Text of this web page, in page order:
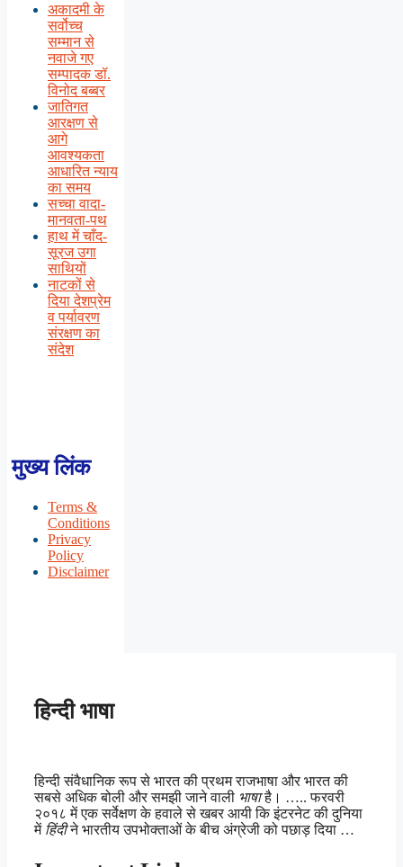
अकादमी के
सर्वोच्च
सम्मान से
नवाजे गए
सम्पादक डॉ.
विनोद बब्बर
जातिगत
आरक्षण से
आगे
आवश्यकता
आधारित न्याय
का समय
सच्चा वादा-
मानवता-पथ
हाथ में चाँद-
सूरज उगा
साथियों
नाटकों से
दिया देशप्रेम
व पर्यावरण
संरक्षण का
संदेश
मुख्य लिंक
Terms &
Conditions
Privacy
Policy
Disclaimer
हिन्दी भाषा
हिन्दी संवैधानिक रूप से भारत की प्रथम राजभाषा और भारत की
सबसे अधिक बोली और समझी जाने वाली भाषाहै। ….. फरवरी
२०१८ में एक सर्वेक्षण के हवाले से खबर आयी कि इंटरनेट की दुनिया
में हिंदीने भारतीय उपभोक्ताओं के बीच अंग्रेजी को पछाड़ दिया …